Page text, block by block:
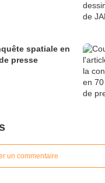
spatiale en
presse
un commentaire